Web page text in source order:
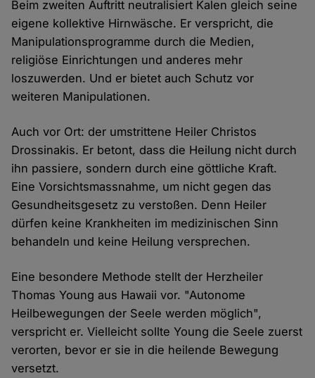
Beim zweiten Auftritt neutralisiert Kalen gleich seine
eigene kollektive Hirnwäsche. Er verspricht, die
Manipulationsprogramme durch die Medien,
religiöse Einrichtungen und anderes mehr
loszuwerden. Und er bietet auch Schutz vor
weiteren Manipulationen.
Auch vor Ort: der umstrittene Heiler Christos
Drossinakis. Er betont, dass die Heilung nicht durch
ihn passiere, sondern durch eine göttliche Kraft.
Eine Vorsichtsmassnahme, um nicht gegen das
Gesundheitsgesetz zu verstoßen. Denn Heiler
dürfen keine Krankheiten im medizinischen Sinn
behandeln und keine Heilung versprechen.
Eine besondere Methode stellt der Herzheiler
Thomas Young aus Hawaii vor. "Autonome
Heilbewegungen der Seele werden möglich",
verspricht er. Vielleicht sollte Young die Seele zuerst
verorten, bevor er sie in die heilende Bewegung
versetzt.